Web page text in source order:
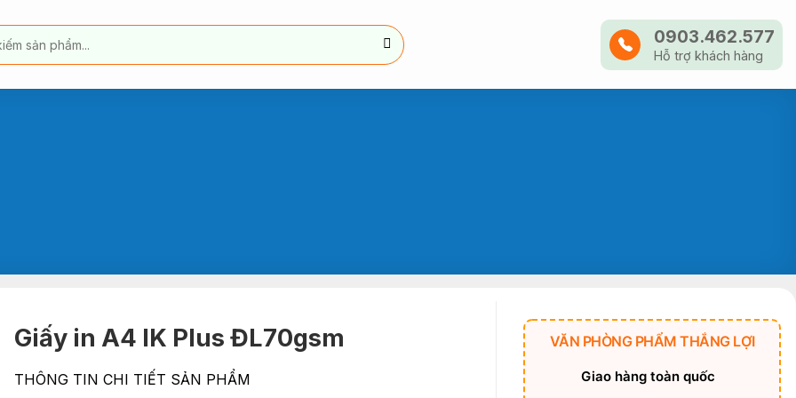
0903.462.577
Hỗ trợ khách hàng
Giấy in A4 IK Plus ĐL70gsm
THÔNG TIN CHI TIẾT SẢN PHẨM
VĂN PHÒNG PHẨM THẮNG LỢI
Giao hàng toàn quốc